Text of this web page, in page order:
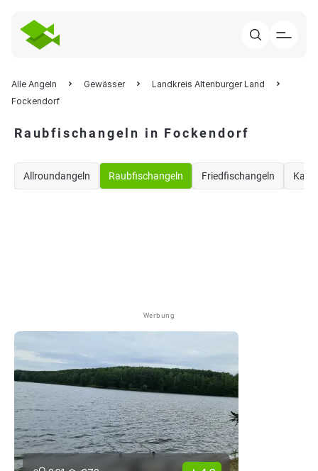
Alle Angeln Gewässer
Landkreis Altenburger Land
Fockendorf
Raubfischangeln in Fockendorf
Allroundangeln Raubfischangeln Friedfischangeln
Werbung